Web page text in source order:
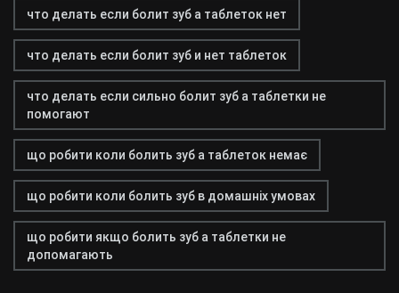
что делать если болит зуб а таблеток нет
что делать если болит зуб и нет таблеток
что делать если сильно болит зуб а таблетки не
помогают
що робити коли болить зуб а таблеток немає
що робити коли болить зуб в домашніх умовах
що робити якщо болить зуб а таблетки не
допомагають